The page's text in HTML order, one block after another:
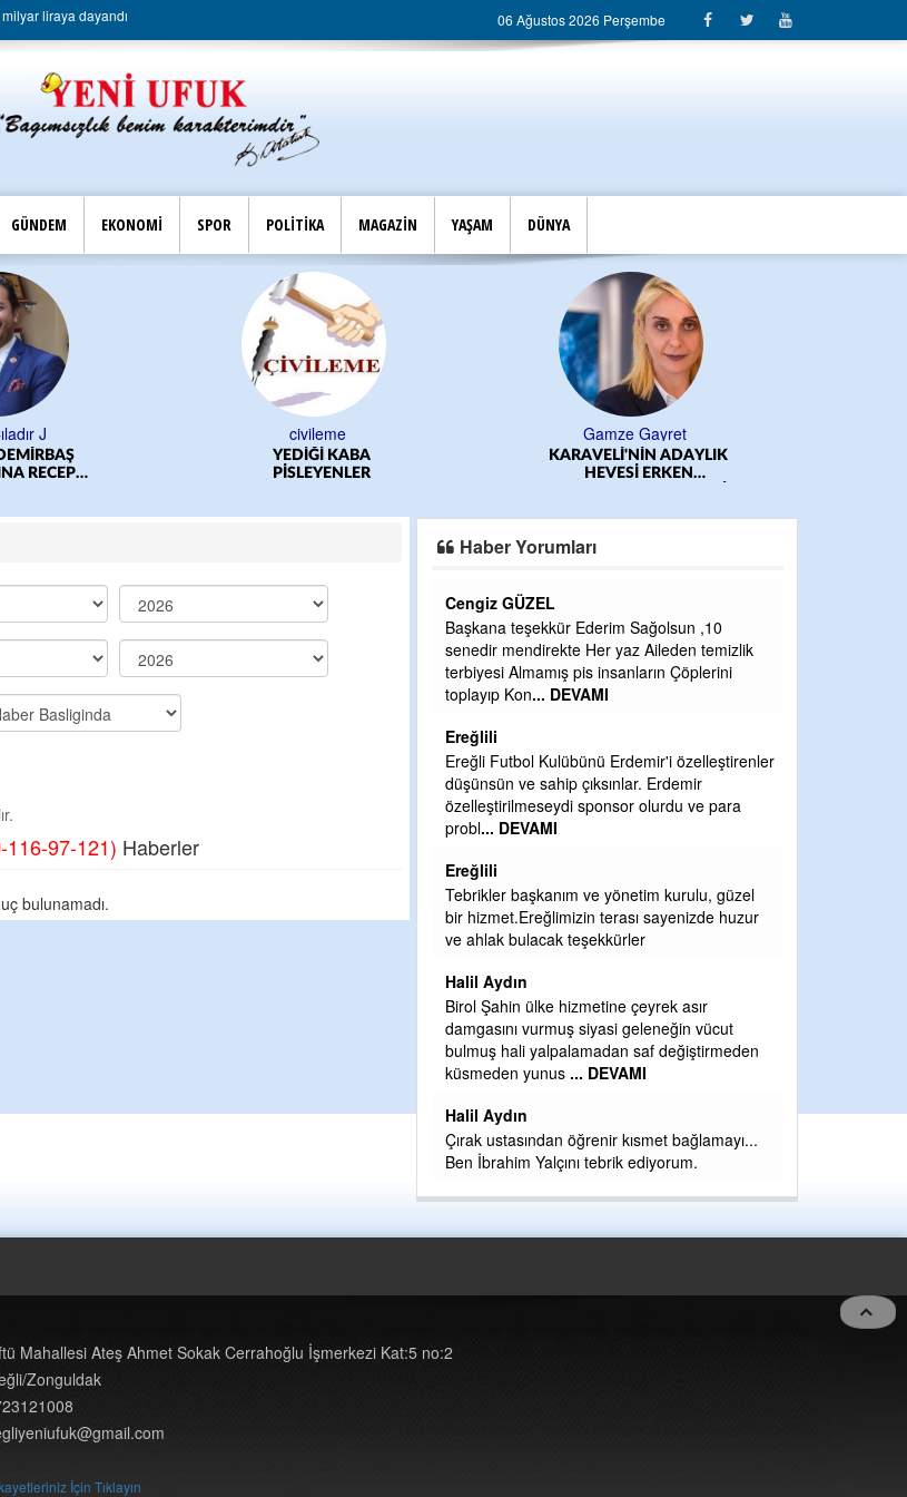
liraya dayandı 06 Ağustos 2026 Perşembe
GÜNDEM EKONOMİ SPOR POLİTİKA MAGAZİN YAŞAM DÜNYA
J
RECEP
civileme
YEDİĞİ KABA
PİSLEYENLER
Gamze Gayret
KARAVELİ'NİN ADAYLIK
HEVESİ ERKEN
97-121) Haberler
bulunamadı.
Haber Yorumları
Cengiz GÜZEL
Başkana teşekkür Ederim Sağolsun ,10
senedir mendirekte Her yaz Aileden temizlik
terbiyesi Almamış pis insanların Çöplerini
toplayıp Kon... DEVAMI
Ereğlili
Ereğli Futbol Kulübünü Erdemir'i özelleştirenler
düşünsün ve sahip çıksınlar. Erdemir
özelleştirilmeseydi sponsor olurdu ve para
probl... DEVAMI
Ereğlili
Tebrikler başkanım ve yönetim kurulu, güzel
bir hizmet.Ereğlimizin terası sayenizde huzur
ve ahlak bulacak teşekkürler
Halil Aydın
Birol Şahin ülke hizmetine çeyrek asır
damgasını vurmuş siyasi geleneğin vücut
bulmuş hali yalpalamadan saf değiştirmeden
küsmeden yunus ... DEVAMI
Halil Aydın
Çırak ustasından öğrenir kısmet bağlamayı...
Ben İbrahim Yalçını tebrik ediyorum.
Mahallesi Ateş Ahmet Sokak Cerrahoğlu İşmerkezi Kat:5 no:2
Zonguldak
İçin Tıklayın